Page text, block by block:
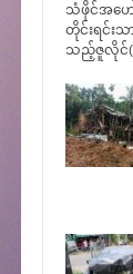
သံဖိုင်အဟေ
တိုင်းရင်းသာ
သည့်ဇူလိုင်(